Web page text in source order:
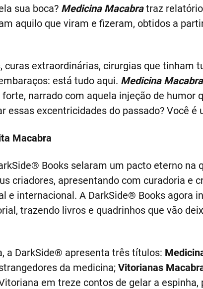
sua boca? Medicina Macabratraz
aquilo que viram e fizeram, obtidos a
curas extraordinárias, cirurgias que tinham
está tudo aqui. Medicina Macabra
narrado com aquela injeção de humor
essas excentricidades do passado? Você é
Macabra
Books selaram um pacto eterno na
criadores, apresentando com curadoria e
e internacional. A DarkSide® Books agora
trazendo livros e quadrinhos que vão
a DarkSide® apresenta três títulos:
da medicina; Vitorianas
em treze contos de gelar a